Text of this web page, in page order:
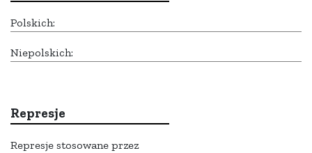
Polskich:
Niepolskich:
Represje
Represje stosowane przez